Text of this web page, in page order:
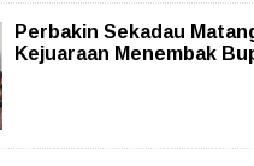
Perbakin Sekadau
Kejuaraan Menembak